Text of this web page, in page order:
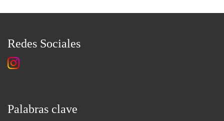
Redes Sociales
Palabras clave